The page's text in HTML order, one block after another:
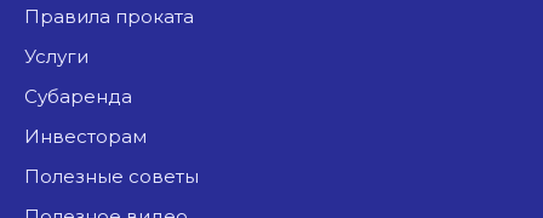
Правила проката
Услуги
Субаренда
Инвесторам
Полезные советы